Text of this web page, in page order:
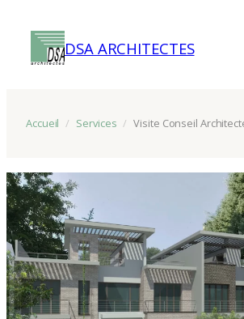
contenuDSA ARCHITECTES
Accueil / Services / Visite Conseil